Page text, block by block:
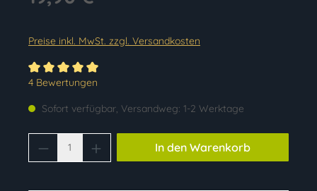
Preise inkl. MwSt. zzgl. Versandkosten
Durchschnittliche Bewertung von 5 von 5 Sternen
4 Bewertungen
Sofort verfügbar, Versandweg: 1-2 Werktage
Produkt Anzahl: Gib den gewünschten
In den Warenkorb